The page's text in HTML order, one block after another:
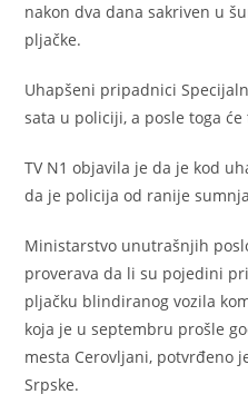
nakon dva dana sakriven u
pljačke.
Uhapšeni pripadnici
sata u policiji, a posle toga
TV N1 objavila je da je kod
da je policija od ranije
Ministarstvo unutrašnjih
proverava da li su pojedini
pljačku blindiranog vozila
koja je u septembru prošle
mesta Cerovljani, potvrđeno
Srpske.